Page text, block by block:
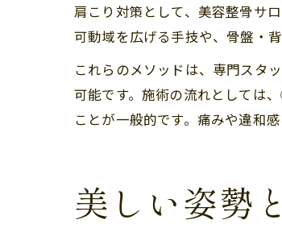
肩こり対策として、美容整骨サ
可動域を広げる手技や、骨盤・
これらのメソッドは、専門スタ
可能です。施術の流れとして
ことが一般的です。痛みや違和
美しい姿勢